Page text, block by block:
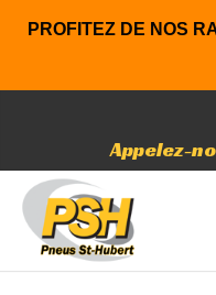
PROFITEZ DE NOS
Appelez-